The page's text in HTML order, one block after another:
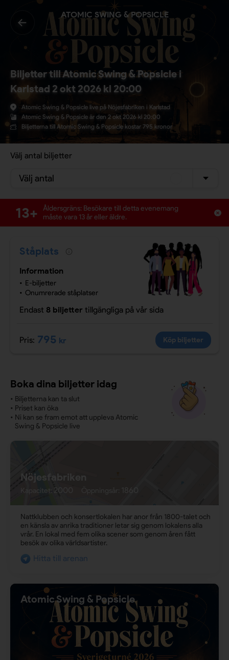
ATOMIC SWING & POPSICLE
Biljetter till Atomic Swing & Popsicle i
Karlstad 2 okt 2026 kl 20:00
Atomic Swing & Popsicle live på Nöjesfabriken i Karlstad
Atomic Swing & Popsicle är den 2 okt 2026 kl 20:00
Biljetterna till Atomic Swing & Popsicle kostar 795 kronor
Välj antal biljetter
Välj antal
13+
Åldersgräns: Besökare till detta evenemang
måste vara 13 år eller äldre.
Ståplats
Information
E-biljetter
Onumrerade ståplatser
Endast 8 biljetter tillgängliga på vår sida
Pris: 795 kr Köp biljetter
Boka dina biljetter idag
• Biljetterna kan ta slut
• Priset kan öka
• Ni kan se fram emot att uppleva Atomic
Swing & Popsicle live
Nöjesfabriken
Kapacitet: 2000
Nattklubben och konsertlokalen har anor från 1800-talet och
en känsla av anrika traditioner letar sig genom lokalens alla
vrår. En lokal med fem olika scener som genom åren fått
besök av olika världsartister.
Hitta till arenan
Atomic Swing & Popsicle